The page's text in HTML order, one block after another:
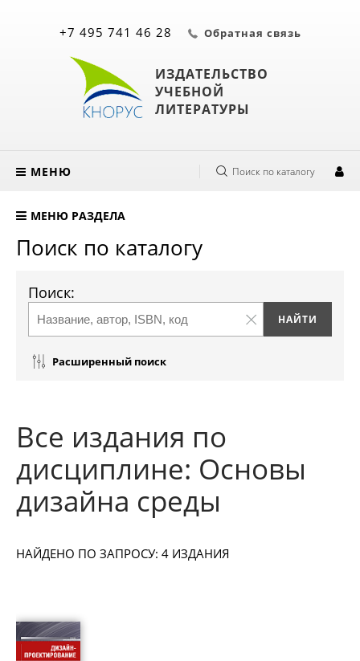
ИЗДАТЕЛЬСТВО
УЧЕБНОЙ
ЛИТЕРАТУРЫ
+7 495 741 46 28 Обратная связь
МЕНЮ Поиск по каталогу
МЕНЮ РАЗДЕЛА
Поиск по каталогу
Поиск:
Расширенный поиск
Все издания по
дисциплине: Основы
дизайна среды
НАЙДЕНО ПО ЗАПРОСУ: 4 ИЗДАНИЯ